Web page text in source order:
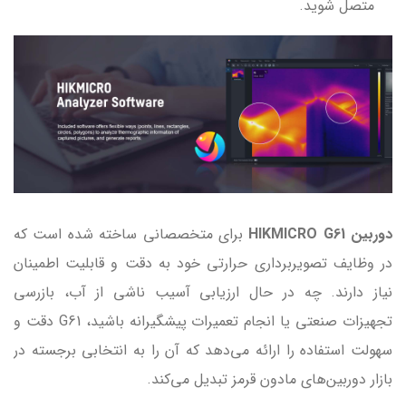
متصل شوید.
دوربین HIKMICRO G61
برای متخصصانی ساخته شده است که
در وظایف تصویربرداری حرارتی خود به دقت و قابلیت اطمینان
نیاز دارند. چه در حال ارزیابی آسیب ناشی از آب، بازرسی
تجهیزات صنعتی یا انجام تعمیرات پیشگیرانه باشید، G61 دقت و
سهولت استفاده را ارائه می‌دهد که آن را به انتخابی برجسته در
بازار دوربین‌های مادون قرمز تبدیل می‌کند.